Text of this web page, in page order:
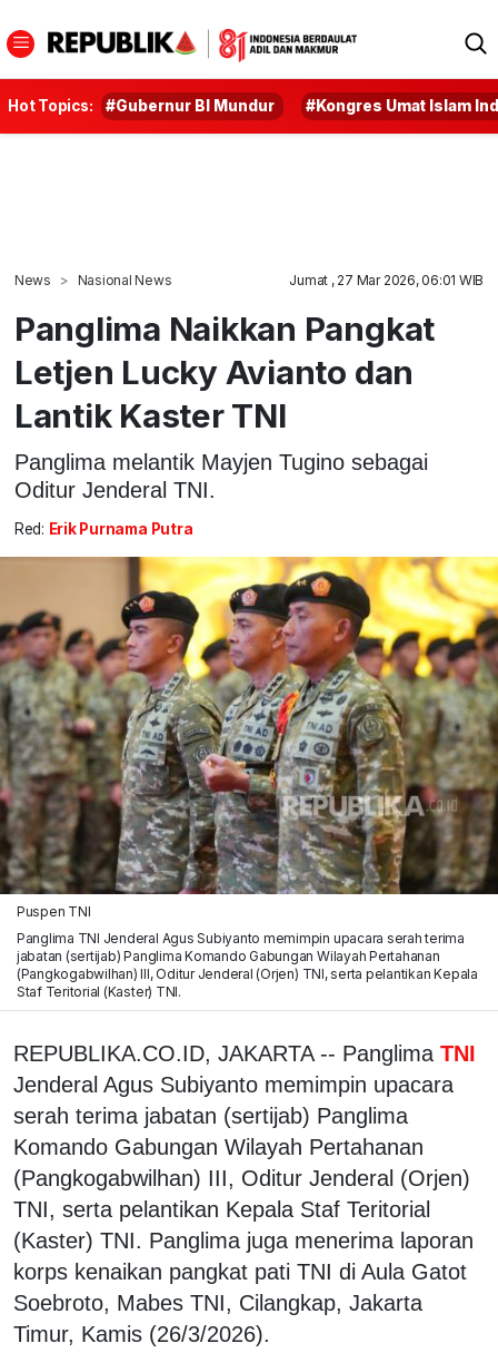
Hot Topics: #Gubernur BI Mundur #Kongres Umat Islam
News Nasional News Jumat , 27 Mar 2026, 06:01 WIB
Panglima Naikkan Pangkat
Letjen Lucky Avianto dan
Lantik Kaster TNI
Panglima melantik Mayjen Tugino sebagai
Oditur Jenderal TNI.
Red: Erik Purnama Putra
Puspen TNI
Panglima TNI Jenderal Agus Subiyanto memimpin upacara serah terima
jabatan (sertijab) Panglima Komando Gabungan Wilayah Pertahanan
(Pangkogabwilhan) III, Oditur Jenderal (Orjen) TNI, serta pelantikan Kepala
Staf Teritorial (Kaster) TNI.
REPUBLIKA.CO.ID, JAKARTA -- Panglima TNI
Jenderal Agus Subiyanto memimpin upacara
serah terima jabatan (sertijab) Panglima
Komando Gabungan Wilayah Pertahanan
(Pangkogabwilhan) III, Oditur Jenderal (Orjen)
TNI, serta pelantikan Kepala Staf Teritorial
(Kaster) TNI. Panglima juga menerima laporan
korps kenaikan pangkat pati TNI di Aula Gatot
Soebroto, Mabes TNI, Cilangkap, Jakarta
Timur, Kamis (26/3/2026).